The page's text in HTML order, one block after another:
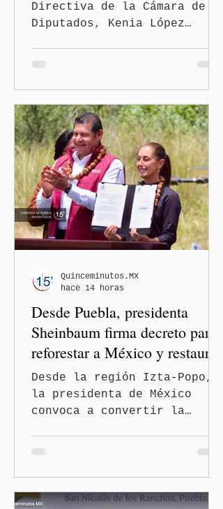
Directiva de la Cámara de
Diputados, Kenia López
normalicen las
descalificaciones, amenazas
y mecanismos de presión
contra periodistas, al
señalar que la libertad de
expresión puede debilitarse
de manera gradual hasta
convertirse en una
restricción al ejercicio
informativo.
Desde Puebla, presidenta
Sheinbaum firma decreto para
reforestar a México y restaurar
ecosistemas
Desde la región Izta-Popo,
la presidenta de México
convoca a convertir la
Ranchos, Pue.-La presidenta
de México, Claudia
Quinceminutos.MX
hace 14 horas